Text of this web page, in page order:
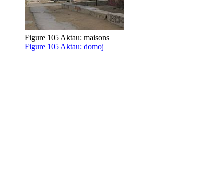
Figure 105 Aktau: maisons
Figure 105 Aktau: domoj